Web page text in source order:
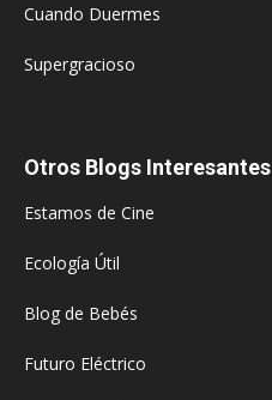
Cuando Duermes
Supergracioso
Otros Blogs Interesantes
Estamos de Cine
Ecología Útil
Blog de Bebés
Futuro Eléctrico